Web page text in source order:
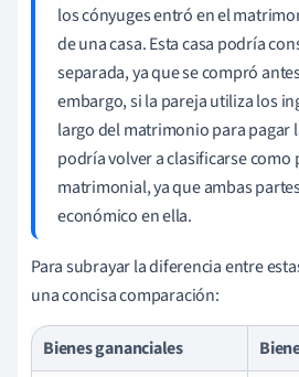
los cónyuges entró en el
de una casa. Esta casa podría
separada, ya que se compró
embargo, si la pareja utiliza los
largo del matrimonio para pagar
podría volver a clasificarse como
matrimonial, ya que ambas
económico en ella.
Para subrayar la diferencia entre
una concisa comparación:
Bienes gananciales